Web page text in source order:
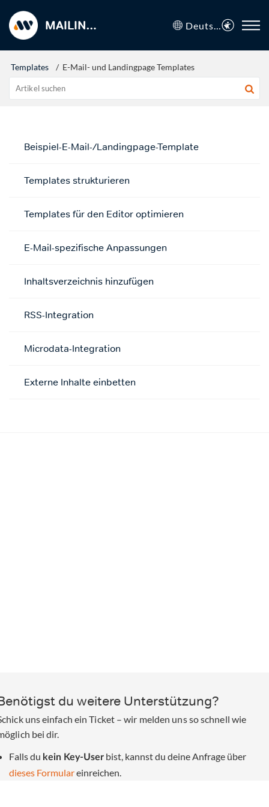
MAILINGWORK Hilfecenter
Templates E-Mail- und Landingpage Templates
Beispiel-E-Mail-/Landingpage-Template
Templates strukturieren
Templates für den Editor optimieren
E-Mail-spezifische Anpassungen
Inhaltsverzeichnis hinzufügen
RSS-Integration
Microdata-Integration
Externe Inhalte einbetten
du weitere Unterstützung?
Falls du kein Key-User bist, kannst du deine Anfrage über
dieses Formulareinreichen.